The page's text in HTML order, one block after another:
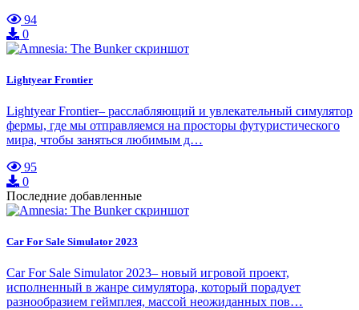
94
0
Lightyear Frontier
Lightyear Frontier– расслабляющий и увлекательный симулятор
фермы, где мы отправляемся на просторы футуристического
мира, чтобы заняться любимым д…
95
0
Последние добавленные
Car For Sale Simulator 2023
Car For Sale Simulator 2023– новый игровой проект,
исполненный в жанре симулятора, который порадует
разнообразием геймплея, массой неожиданных пов…